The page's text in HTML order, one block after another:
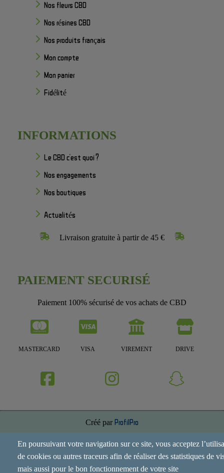
En poursuivant votre navigation sur ce site, vous acceptez
de cookies ou autres traceurs afin de réaliser des statistiques de
mais aussi pour le bon fonctionnement de votre site
Nos fleurs CBD
Nos résines CBD
Nos produits français
Mon compte
Mon panier
Fidélité
INFORMATIONS
Le CBD c'est quoi ?
Nos engagements
Nos boutiques
Actualités
Livraison gratuite à partir de 45 €
PAIEMENT SECURISÉ
Paiement 100% sécurisé de vos achats de CBD
MASTERCARD VISA VIREMENT DRIVE
Créé par ProfilPro
Annuaire de site
Mentions Légales